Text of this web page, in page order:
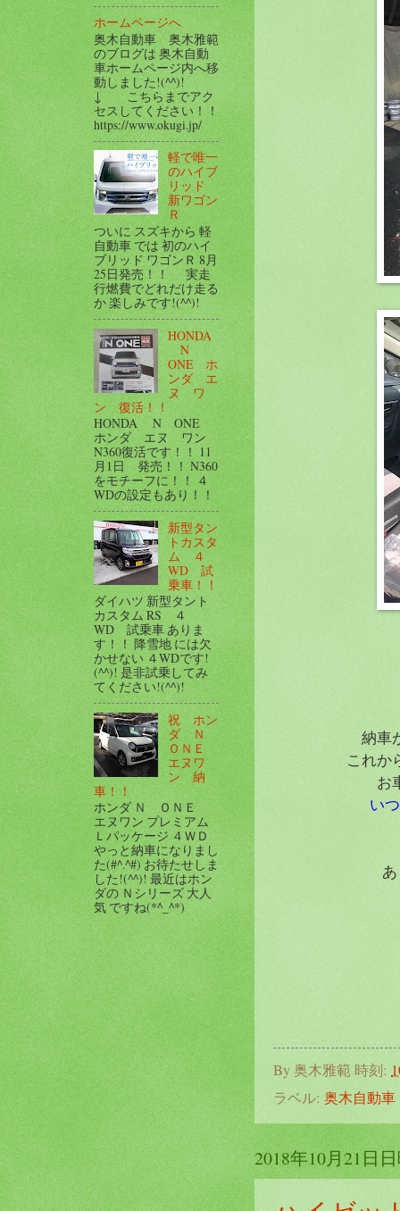
納車
これか
お
い
By奥木雅範 時刻:
ラベル: 奥木自動車
2018年10月21日
ホームページへ
奥木自動車 奥木雅範
のブログは 奥木自動
車ホームページ内へ移
動しました!(^^)!
↓ こちらまでアク
セスしてください！！
https://www.okugi.jp/
軽で唯一
のハイブ
リッド
新ワゴン
Ｒ
ついに スズキから 軽
自動車 では 初のハイ
ブリッド ワゴンＲ 8月
25日発売！！ 実走
行燃費でどれだけ走る
か 楽しみです!(^^)!
HONDA
N
ONE ホ
ンダ エ
ヌ ワ
ン 復活！！
HONDA N ONE
ホンダ エヌ ワン
N360復活です！！ 11
月1日 発売！！ N360
をモチーフに！！ ４
WDの設定もあり！！
新型タン
トカスタ
ム ４
WD 試
乗車！！
ダイハツ 新型タント
カスタム RS ４
WD 試乗車 ありま
す！！ 降雪地 には欠
かせない ４WDです!
(^^)! 是非試乗してみ
てください!(^^)!
祝 ホン
ダ Ｎ
ＯＮＥ
エヌワ
ン 納
車！！
ホンダ Ｎ ＯＮＥ
エヌワン プレミアム
Ｌパッケージ ４ＷＤ
やっと納車になりまし
た(#^.^#) お待たせしま
した!(^^)! 最近はホン
ダの Ｎシリーズ 大人
気 ですね(*^_^*)